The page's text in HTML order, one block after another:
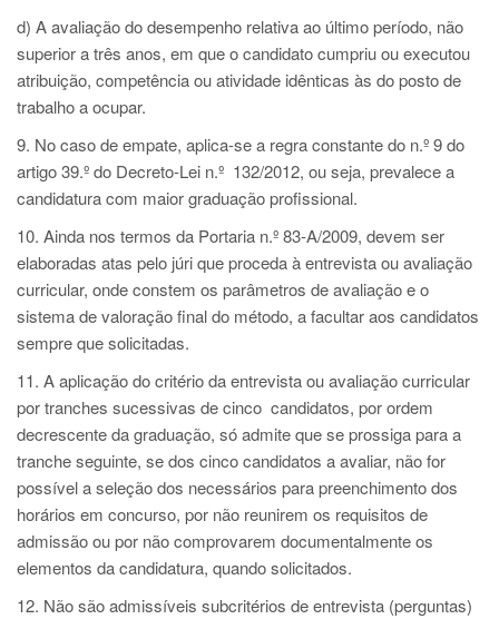
d) A avaliação do desempenho relativa ao último período, não
superior a três anos, em que o candidato cumpriu ou executou
atribuição, competência ou atividade idênticas às do posto de
trabalho a ocupar.
9. No caso de empate, aplica-se a regra constante do n.º 9 do
artigo 39.º do Decreto-Lei n.º 132/2012, ou seja, prevalece a
candidatura com maior graduação profissional.
10. Ainda nos termos da Portaria n.º 83-A/2009, devem ser
elaboradas atas pelo júri que proceda à entrevista ou avaliação
curricular, onde constem os parâmetros de avaliação e o
sistema de valoração final do método, a facultar aos candidatos
sempre que solicitadas.
11. A aplicação do critério da entrevista ou avaliação curricular
por tranches sucessivas de cinco candidatos, por ordem
decrescente da graduação, só admite que se prossiga para a
tranche seguinte, se dos cinco candidatos a avaliar, não for
possível a seleção dos necessários para preenchimento dos
horários em concurso, por não reunirem os requisitos de
admissão ou por não comprovarem documentalmente os
elementos da candidatura, quando solicitados.
12. Não são admissíveis subcritérios de entrevista (perguntas)